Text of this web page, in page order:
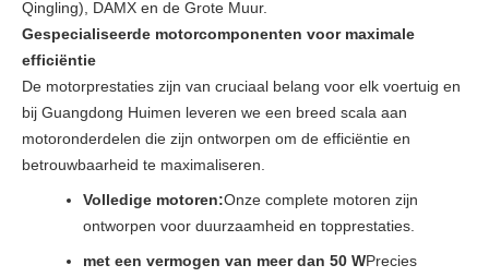
Qingling), DAMX en de Grote Muur.
Gespecialiseerde motorcomponenten voor maximale
efficiëntie
De motorprestaties zijn van cruciaal belang voor elk voertuig en
bij Guangdong Huimen leveren we een breed scala aan
motoronderdelen die zijn ontworpen om de efficiëntie en
betrouwbaarheid te maximaliseren.
Volledige motoren:Onze complete motoren zijn
ontworpen voor duurzaamheid en topprestaties.
met een vermogen van meer dan 50 WPrecies